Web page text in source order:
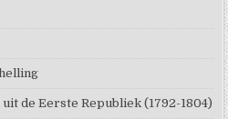
de Eerste Republiek (1792-1804)